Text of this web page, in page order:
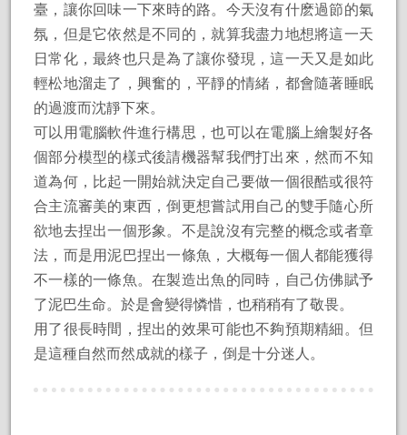
臺，讓你回味一下來時的路。今天沒有什麽過節的氣
氛，但是它依然是不同的，就算我盡力地想將這一天
日常化，最終也只是為了讓你發現，這一天又是如此
輕松地溜走了，興奮的，平靜的情緒，都會隨著睡眠
的過渡而沈靜下來。
可以用電腦軟件進行構思，也可以在電腦上繪製好各
個部分模型的樣式後請機器幫我們打出來，然而不知
道為何，比起一開始就決定自己要做一個很酷或很符
合主流審美的東西，倒更想嘗試用自己的雙手隨心所
欲地去捏出一個形象。不是說沒有完整的概念或者章
法，而是用泥巴捏出一條魚，大概每一個人都能獲得
不一樣的一條魚。在製造出魚的同時，自己仿佛賦予
了泥巴生命。於是會變得憐惜，也稍稍有了敬畏。
用了很長時間，捏出的效果可能也不夠預期精細。但
是這種自然而然成就的樣子，倒是十分迷人。